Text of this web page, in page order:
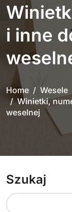
i inne
Home
Wesele
Winietki,
weselnej
Szukaj